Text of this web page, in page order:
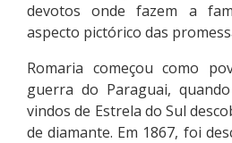
devotos onde fazem a
aspecto pictórico das
Romaria começou como
guerra do Paraguai,
vindos de Estrela do Sul
de diamante. Em 1867, foi